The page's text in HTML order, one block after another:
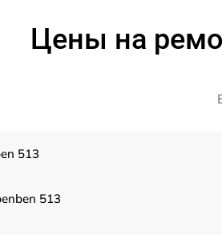
Цены на
513
513